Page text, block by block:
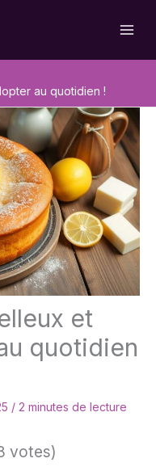
au quotidien !
et
quotidien
/ 2 minutes de lecture
votes)